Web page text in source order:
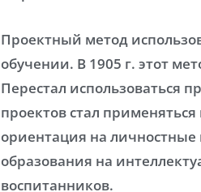
Проектный метод
обучении. В 1905 г. этот
Перестал использоваться
проектов стал
ориентация на личностные
образования на
воспитанников.